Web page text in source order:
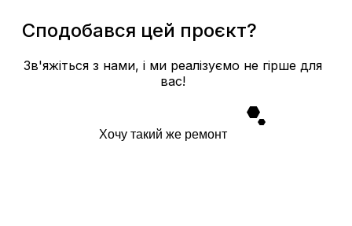
Сподобався цей проєкт?
Зв'яжіться з нами, і ми реалізуємо не гірше для
вас!
Хочу такий же ремонт